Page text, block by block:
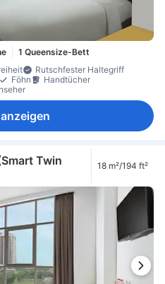
1 Queensize-Bett
Rutschfester Haltegriff
Föhn
Handtücher
Twin
18 m²/194 ft²